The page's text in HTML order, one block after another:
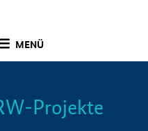
MENÜ
Info
Projekte